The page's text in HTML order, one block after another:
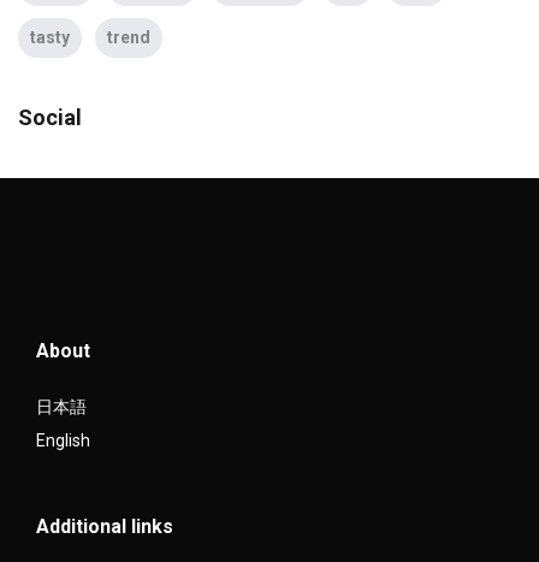
tasty trend
Social
About
日本語
English
Additional links